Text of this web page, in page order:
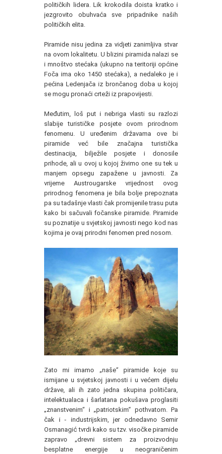
političkih lidera. Lik krokodila doista kratko i
jezgrovito obuhvaća sve pripadnike naših
političkih elita.
Piramide nisu jedina za vidjeti zanimljiva stvar
na ovom lokalitetu. U blizini piramida nalazi se
i mnoštvo stećaka (ukupno na teritoriji općine
Foča ima oko 1450 stećaka), a nedaleko je i
pećina Ledenjača iz brončanog doba u kojoj
se mogu pronaći crteži iz prapovijesti.
Međutim, loš put i nebriga vlasti su razlozi
slabije turističke posjete ovom prirodnom
fenomenu. U uređenim državama ove bi
piramide već bile značajna turistička
destinacija, bilježile posjete i donosile
prihode, ali u ovoj u kojoj živimo one su tek u
manjem opsegu zapažene u javnosti. Za
vrijeme Austrougarske vrijednost ovog
prirodnog fenomena je bila bolje prepoznata
pa su tadašnje vlasti čak promijenile trasu puta
kako bi sačuvali fočanske piramide. Piramide
su poznatije u svjetskoj javnosti nego kod nas
kojima je ovaj prirodni fenomen pred nosom.
Zato mi imamo „naše“ piramide koje su
ismijane u svjetskoj javnosti i u većem dijelu
države, ali ih zato jedna skupina političara,
intelektualaca i šarlatana pokušava proglasiti
„znanstvenim“ i „patriotskim“ pothvatom. Pa
čak i - industrijskim, jer odnedavno Semir
Osmanagić tvrdi kako su tzv. visočke piramide
zapravo „drevni sistem za proizvodnju
besplatne energije u neograničenim